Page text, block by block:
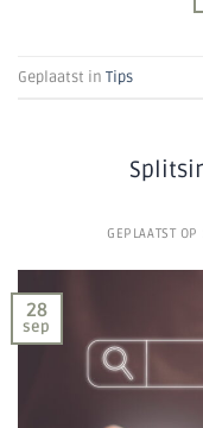
Geplaatst in Tips
GEPLAATST OP
28
sep